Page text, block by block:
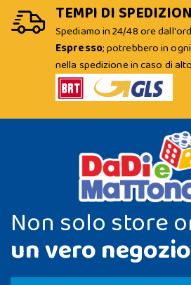
TEMPI DI
Spediamo in 24/48 ore
Espresso; potrebbero in
nella spedizione in caso di
Non solo store
un vero